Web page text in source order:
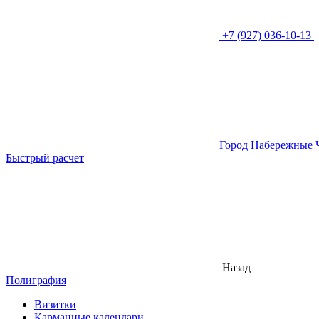
+7 (927) 036-10-13
Город Набережные
Быстрый расчет
Назад
Полиграфия
Визитки